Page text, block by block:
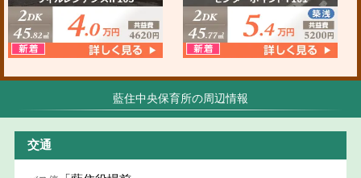
藍住中央保育所の周辺情報
交通